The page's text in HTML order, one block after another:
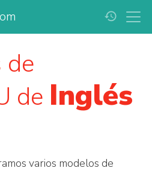
history
de
de Inglés
varios modelos de